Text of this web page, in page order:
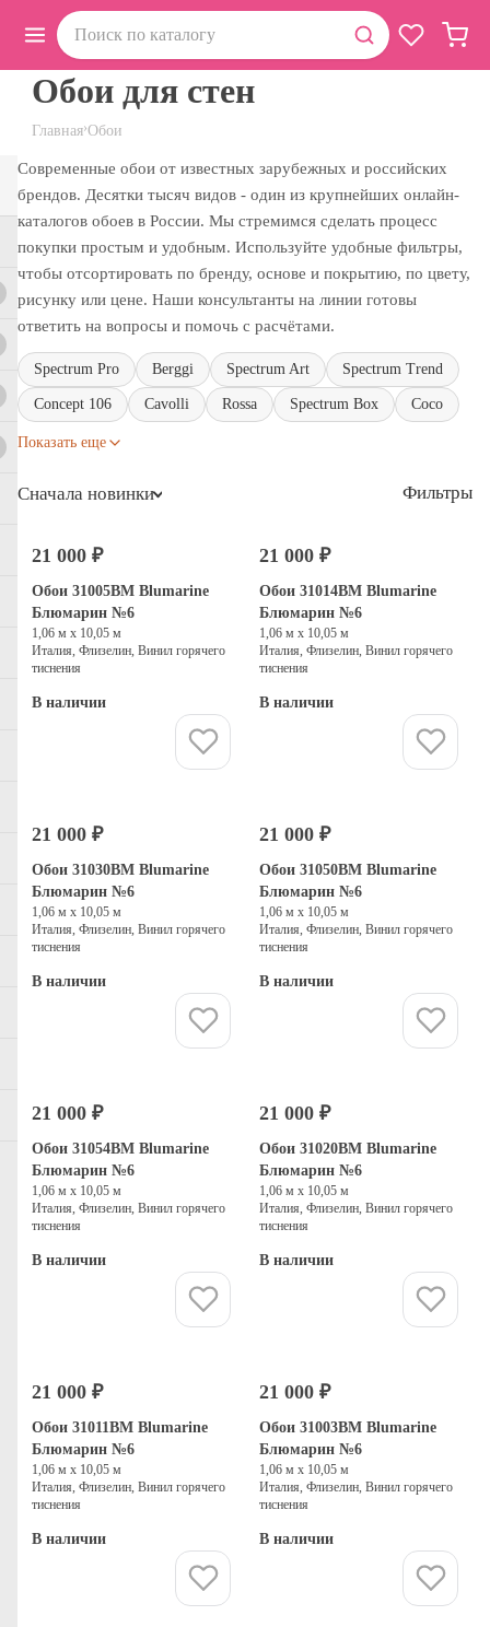
Главная›Обои
Обои для стен
Современные обои от известных зарубежных и российских
брендов. Десятки тысяч видов - один из крупнейших онлайн-
каталогов обоев в России. Мы стремимся сделать процесс
покупки простым и удобным. Используйте удобные фильтры,
чтобы отсортировать по бренду, основе и покрытию, по цвету,
рисунку или цене. Наши консультанты на линии готовы
ответить на вопросы и помочь с расчётами.
Spectrum Pro Berggi Spectrum Art Spectrum Trend
Concept 106 Cavolli Rossa Spectrum Box Coco
Показать еще
Сначала новинки Фильтры
21 000 ₽
Обои 31005BM Blumarine
Блюмарин №6
1,06 м х 10,05 м
Италия, Флизелин, Винил горячего
тиснения
В наличии
21 000 ₽
Обои 31014BM Blumarine
Блюмарин №6
1,06 м х 10,05 м
Италия, Флизелин, Винил горячего
тиснения
В наличии
21 000 ₽
Обои 31030BM Blumarine
Блюмарин №6
1,06 м х 10,05 м
Италия, Флизелин, Винил горячего
тиснения
В наличии
21 000 ₽
Обои 31050BM Blumarine
Блюмарин №6
1,06 м х 10,05 м
Италия, Флизелин, Винил горячего
тиснения
В наличии
21 000 ₽
Обои 31054BM Blumarine
Блюмарин №6
1,06 м х 10,05 м
Италия, Флизелин, Винил горячего
тиснения
В наличии
21 000 ₽
Обои 31020BM Blumarine
Блюмарин №6
1,06 м х 10,05 м
Италия, Флизелин, Винил горячего
тиснения
В наличии
21 000 ₽
Обои 31011BM Blumarine
Блюмарин №6
1,06 м х 10,05 м
Италия, Флизелин, Винил горячего
тиснения
В наличии
21 000 ₽
Обои 31003BM Blumarine
Блюмарин №6
1,06 м х 10,05 м
Италия, Флизелин, Винил горячего
тиснения
В наличии